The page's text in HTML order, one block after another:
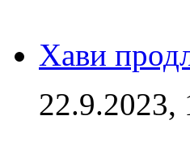
Хави
22.9.2023,